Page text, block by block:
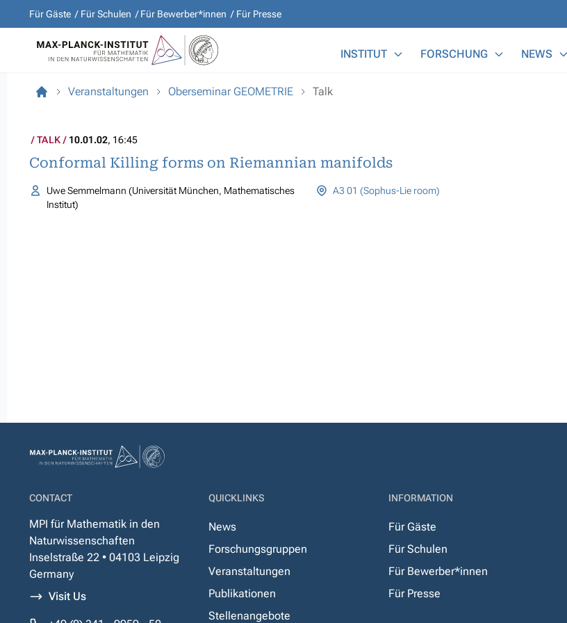
Für Gäste Für Schulen Für Bewerber*innen Für Presse
INSTITUT FORSCHUNG NEWS
Veranstaltungen Oberseminar GEOMETRIE Talk
TALK 10.01.02, 16:45
Conformal Killing forms on Riemannian manifolds
Uwe Semmelmann (Universität München, Mathematisches
Institut)
A3 01 (Sophus-Lie room)
CONTACT
MPI für Mathematik in den
Naturwissenschaften
Inselstraße 22 • 04103 Leipzig
Germany
Visit Us
QUICKLINKS
News
Forschungsgruppen
Veranstaltungen
Publikationen
Stellenangebote
INFORMATION
Für Gäste
Für Schulen
Für Bewerber*innen
Für Presse